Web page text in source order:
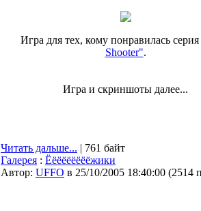
Игра для тех, кому понравилась серия
Shooter".
Игра и скриншоты далее...
Читать дальше... | 761 байт
Галерея : Ёёёёёёёёёжики
Автор: UFFO в 25/10/2005 18:40:00 (2514